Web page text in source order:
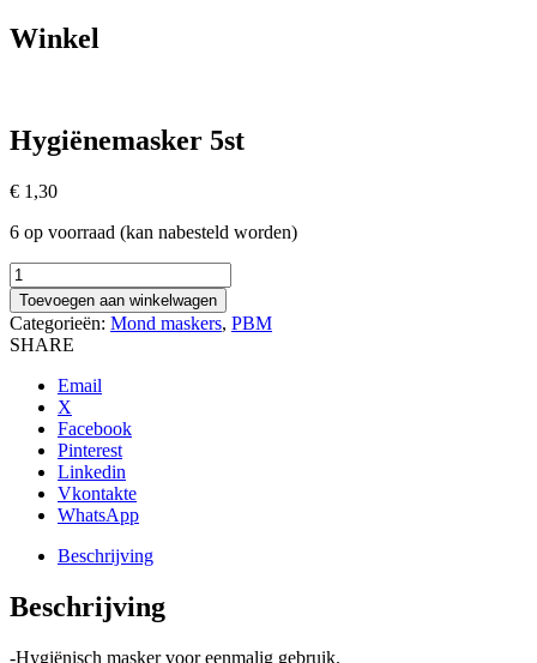
Winkel
Hygiënemasker 5st
€ 1,30
6 op voorraad (kan nabesteld worden)
Hygiënemasker
5st
aantal
Toevoegen aan winkelwagen
Categorieën: Mond maskers, PBM
SHARE
Email
X
Facebook
Pinterest
Linkedin
Vkontakte
WhatsApp
Beschrijving
Beschrijving
-Hygiënisch masker voor eenmalig gebruik.